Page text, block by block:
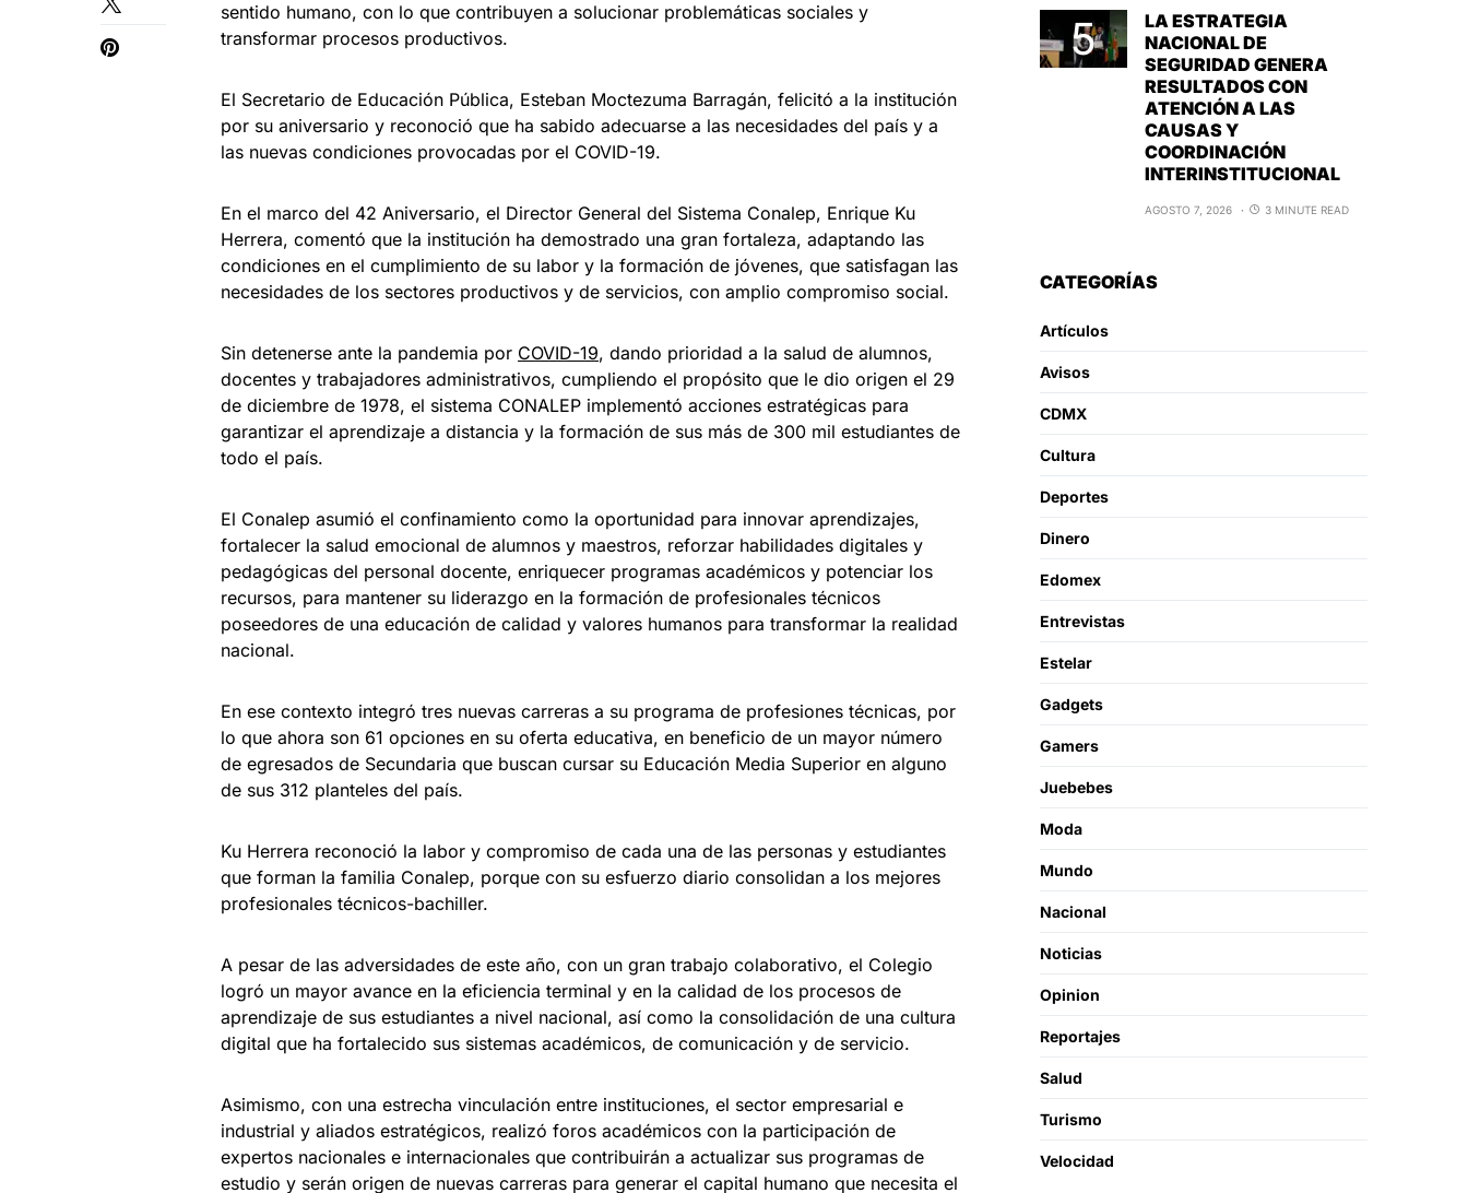
sentido humano, con lo que contribuyen a solucionar problemáticas sociales y
transformar procesos productivos.
El Secretario de Educación Pública, Esteban Moctezuma Barragán, felicitó a la institución
por su aniversario y reconoció que ha sabido adecuarse a las necesidades del país y a
las nuevas condiciones provocadas por el COVID-19.
En el marco del 42 Aniversario, el Director General del Sistema Conalep, Enrique Ku
Herrera, comentó que la institución ha demostrado una gran fortaleza, adaptando las
condiciones en el cumplimiento de su labor y la formación de jóvenes, que satisfagan las
necesidades de los sectores productivos y de servicios, con amplio compromiso social.
Sin detenerse ante la pandemia por COVID-19, dando prioridad a la salud de alumnos,
docentes y trabajadores administrativos, cumpliendo el propósito que le dio origen el 29
de diciembre de 1978, el sistema CONALEP implementó acciones estratégicas para
garantizar el aprendizaje a distancia y la formación de sus más de 300 mil estudiantes de
todo el país.
El Conalep asumió el confinamiento como la oportunidad para innovar aprendizajes,
fortalecer la salud emocional de alumnos y maestros, reforzar habilidades digitales y
pedagógicas del personal docente, enriquecer programas académicos y potenciar los
recursos, para mantener su liderazgo en la formación de profesionales técnicos
poseedores de una educación de calidad y valores humanos para transformar la realidad
nacional.
En ese contexto integró tres nuevas carreras a su programa de profesiones técnicas, por
lo que ahora son 61 opciones en su oferta educativa, en beneficio de un mayor número
de egresados de Secundaria que buscan cursar su Educación Media Superior en alguno
de sus 312 planteles del país.
Ku Herrera reconoció la labor y compromiso de cada una de las personas y estudiantes
que forman la familia Conalep, porque con su esfuerzo diario consolidan a los mejores
profesionales técnicos-bachiller.
A pesar de las adversidades de este año, con un gran trabajo colaborativo, el Colegio
logró un mayor avance en la eficiencia terminal y en la calidad de los procesos de
aprendizaje de sus estudiantes a nivel nacional, así como la consolidación de una cultura
digital que ha fortalecido sus sistemas académicos, de comunicación y de servicio.
Asimismo, con una estrecha vinculación entre instituciones, el sector empresarial e
industrial y aliados estratégicos, realizó foros académicos con la participación de
expertos nacionales e internacionales que contribuirán a actualizar sus programas de
estudio y serán origen de nuevas carreras para generar el capital humano que necesita el
LA ESTRATEGIA
NACIONAL DE
SEGURIDAD GENERA
RESULTADOS CON
ATENCIÓN A LAS
CAUSAS Y
COORDINACIÓN
INTERINSTITUCIONAL
AGOSTO 7, 2026 3 MINUTE READ
CATEGORÍAS
Artículos
Avisos
CDMX
Cultura
Deportes
Dinero
Edomex
Entrevistas
Estelar
Gadgets
Gamers
Juebebes
Moda
Mundo
Nacional
Noticias
Opinion
Reportajes
Salud
Turismo
Velocidad